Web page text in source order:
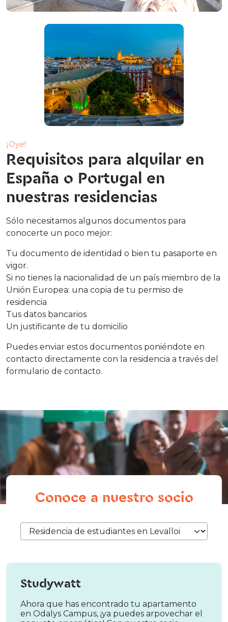
¡Oye!
Requisitos para alquilar en
España o Portugal en
nuestras residencias
Sólo necesitamos algunos documentos para
conocerte un poco mejor:
Tu documento de identidad o bien tu pasaporte en
vigor.
Si no tienes la nacionalidad de un país miembro de la
Unión Europea: una copia de tu permiso de
residencia
Tus datos bancarios
Un justificante de tu domicilio
Puedes enviar estos documentos poniéndote en
contacto directamente con la residencia a través del
formulario de contacto.
Conoce a nuestro socio
Studywatt
Ahora que has encontrado tu apartamento
en Odalys Campus, ¡ya puedes arpovechar el